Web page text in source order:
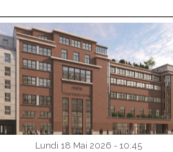
Lundi 18 Mai 2026 - 10:45